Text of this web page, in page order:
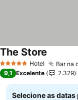
5 Estrelas Hotel Bar na
The Store
9,1 Excelente 2.329
Selecione as